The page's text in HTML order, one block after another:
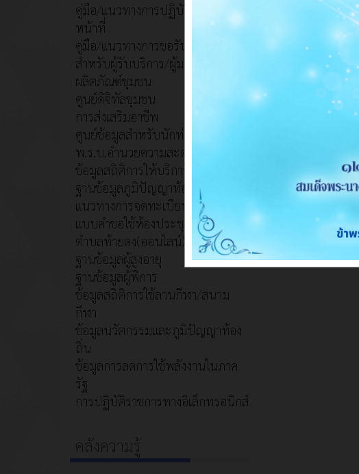
คู่มือ/แนวทางการปฏิบัติงานของเจ้า
หน้าที่
คู่มือ/แนวทางการขอรับบริการ
สำหรับผู้รับบริการ/ผู้มาติดต่อ
ผลิตภัณฑ์ชุมชน
ศูนย์ดิจิทัลชุมชน
การส่งเสริมอาชีพ
ศูนย์ข้อมูลสำหรับนักท่องเที่ยว
พ.ร.บ.อำนวยความสะดวก
ข้อมูลสถิติการให้บริการ
ฐานข้อมูลภูมิปัญญาท้องถิ่น
แนวทางการจดทะเบียนคนพิการ
แบบคำขอใช้ห้องประชุมเทศบาล
ตำบลท้ายดง(ออนไลน์)
ฐานข้อมูลผู้สูงอายุ
ฐานข้อมูลผู้พิการ
ข้อมูลสถิติการใช้ลานกีฬา/สนาม
กีฬา
ข้อมูลนวัตกรรมและภูมิปัญญาท้อง
ถิ่น
ข้อมูลการลดการใช้พลังงานในภาค
รัฐ
การปฏิบัติราชการทางอิเล็กทรอนิกส์
คลังความรู้